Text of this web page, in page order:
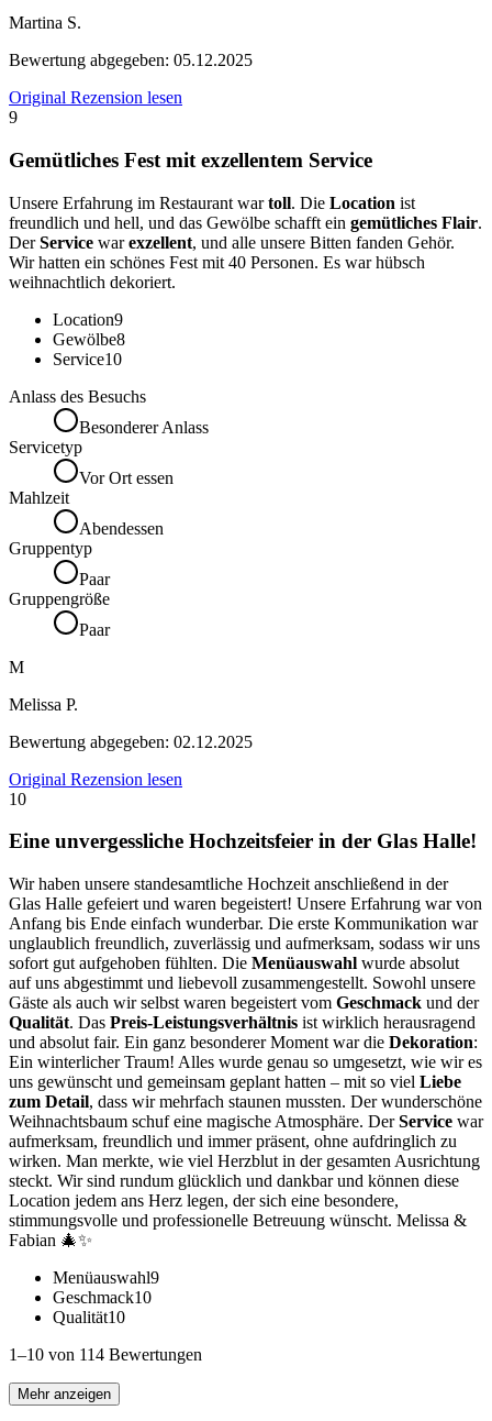
Martina S.
Bewertung abgegeben: 05.12.2025
Original Rezension lesen
9
Gemütliches Fest mit exzellentem Service
Unsere Erfahrung im Restaurant wartoll. Die Location ist
freundlich und hell, und das Gewölbe schafft ein gemütliches Flair.
DerService warexzellent, und alle unsere Bitten fanden Gehör.
Wir hatten ein schönes Fest mit 40 Personen. Es war hübsch
weihnachtlich dekoriert.
Location9
Gewölbe8
Service10
Anlass des Besuchs
Besonderer Anlass
Servicetyp
Vor Ort essen
Mahlzeit
Abendessen
Gruppentyp
Paar
Gruppengröße
Paar
M
Melissa P.
Bewertung abgegeben: 02.12.2025
Original Rezension lesen
10
Eine unvergessliche Hochzeitsfeier in der Glas Halle!
Wir haben unsere standesamtliche Hochzeit anschließend in der
Glas Halle gefeiert und waren begeistert! Unsere Erfahrung war von
Anfang bis Ende einfach wunderbar. Die erste Kommunikation war
unglaublich freundlich, zuverlässig und aufmerksam, sodass wir uns
sofort gut aufgehoben fühlten. Die Menüauswahl wurde absolut
auf uns abgestimmt und liebevoll zusammengestellt. Sowohl unsere
Gäste als auch wir selbst waren begeistert vom Geschmack und der
Qualität. Das Preis-Leistungsverhältnis ist wirklich herausragend
und absolut fair. Ein ganz besonderer Moment war die Dekoration:
Ein winterlicher Traum! Alles wurde genau so umgesetzt, wie wir es
uns gewünscht und gemeinsam geplant hatten – mit so viel Liebe
zum Detail, dass wir mehrfach staunen mussten. Der wunderschöne
Weihnachtsbaum schuf eine magische Atmosphäre. DerService war
aufmerksam, freundlich und immer präsent, ohne aufdringlich zu
wirken. Man merkte, wie viel Herzblut in der gesamten Ausrichtung
steckt. Wir sind rundum glücklich und dankbar und können diese
Location jedem ans Herz legen, der sich eine besondere,
stimmungsvolle und professionelle Betreuung wünscht. Melissa &
Fabian 🎄✨
Menüauswahl9
Geschmack10
Qualität10
1–10 von 114 Bewertungen
Mehr anzeigen